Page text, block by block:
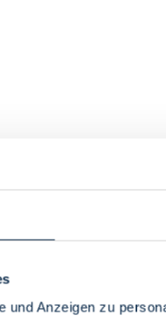
und Anzeigen zu